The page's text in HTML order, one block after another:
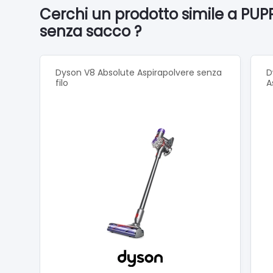
pulito.
La
I peli di
Cerchi un prodotto simile a
senza sacco ?
Dyson V8 Absolute Aspirapolvere senza
filo